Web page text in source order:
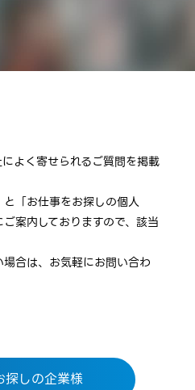
よく寄せられるご質問を掲載
と「お仕事をお探しの個人
案内しておりますので、該当
合は、お気軽にお問い合わ
探しの企業様